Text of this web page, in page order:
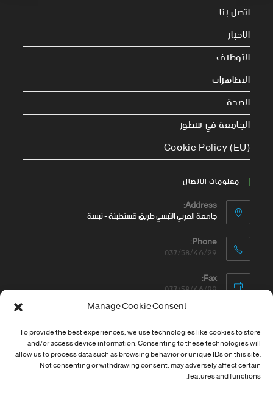
Manage Cookie Consent
To provide the best experiences, we use technologies like cookies to store
and/or access device information. Consenting to these technologies will
allow us to process data such as browsing behavior or unique IDs on this site.
Not consenting or withdrawing consent, may adversely affect certain
features and functions.
اتصل بنا
الاخبار
التوظيف
التظاهرات
الصحة
الجامعة في سطور
Cookie Policy (EU)
معلومات الاتصال
Address:
جامعة العربي التبسي طريق قسنطينة - تبسة
Phone:
037/58/46/29
Fax:
037/58/46/29
contact@univ-tebessa.dz
Website:
الموقع الرسمي لجامعة العربي التبسي